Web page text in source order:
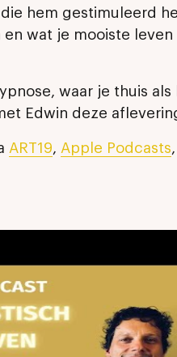
hem gestimuleerd
wat je mooiste leven
waar je thuis als
Edwin deze
ART19,Apple Podcasts,